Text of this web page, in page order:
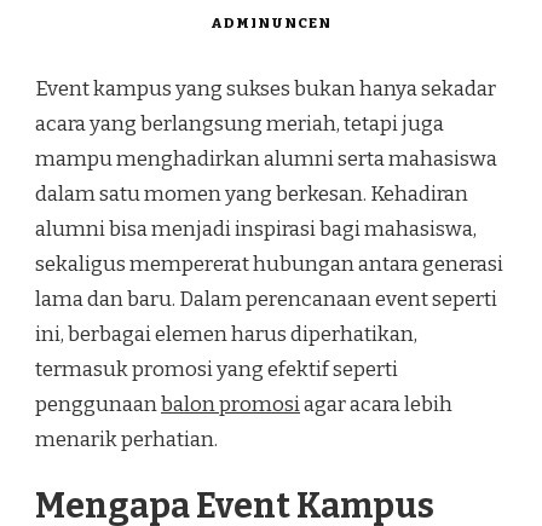
ADMINUNCEN
Event kampus yang sukses bukan hanya sekadar
acara yang berlangsung meriah, tetapi juga
mampu menghadirkan alumni serta mahasiswa
dalam satu momen yang berkesan. Kehadiran
alumni bisa menjadi inspirasi bagi mahasiswa,
sekaligus mempererat hubungan antara generasi
lama dan baru. Dalam perencanaan event seperti
ini, berbagai elemen harus diperhatikan,
termasuk promosi yang efektif seperti
penggunaanbalon promosiagar acara lebih
menarik perhatian.
Mengapa Event Kampus